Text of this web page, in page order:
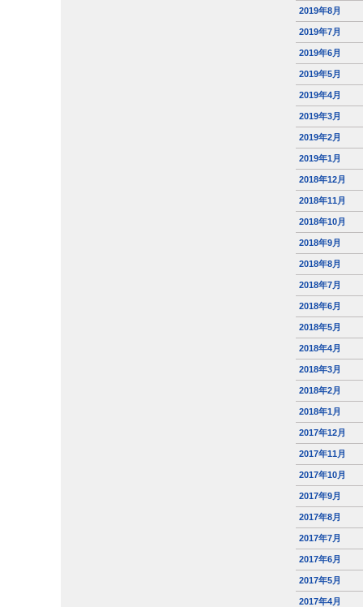
2019年8月
2019年7月
2019年6月
2019年5月
2019年4月
2019年3月
2019年2月
2019年1月
2018年12月
2018年11月
2018年10月
2018年9月
2018年8月
2018年7月
2018年6月
2018年5月
2018年4月
2018年3月
2018年2月
2018年1月
2017年12月
2017年11月
2017年10月
2017年9月
2017年8月
2017年7月
2017年6月
2017年5月
2017年4月